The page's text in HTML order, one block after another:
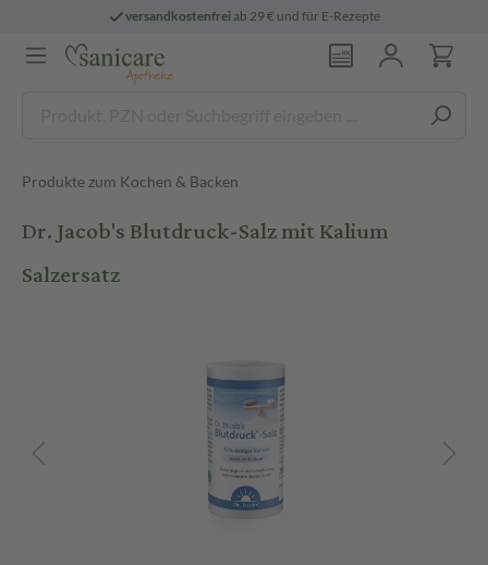
versandkostenfreiab 29 € und für E-Rezepte
Produkte zum Kochen & Backen
Dr. Jacob's Blutdruck-Salz mit Kalium
Salzersatz